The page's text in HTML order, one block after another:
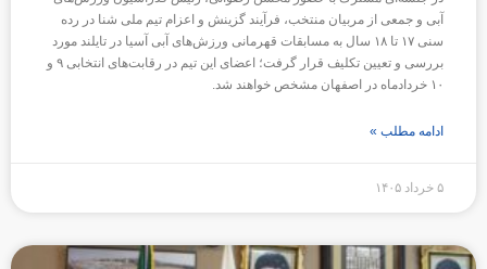
آبی و جمعی از مربیان منتخب، فرآیند گزینش و اعزام تیم ملی شنا در رده
سنی ۱۷ تا ۱۸ سال به مسابقات قهرمانی ورزش‌های آبی آسیا در تایلند مورد
بررسی و تعیین تکلیف قرار گرفت؛ اعضای این تیم در رقابت‌های انتخابی ۹ و
۱۰ خردادماه در اصفهان مشخص خواهند شد.
ادامه مطلب »
۵ خرداد ۱۴۰۵